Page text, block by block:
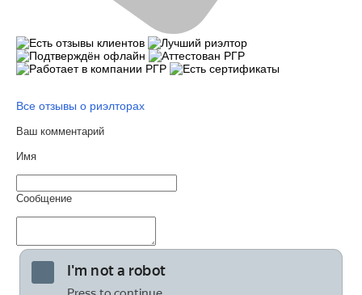
Все отзывы о риэлторах
Ваш комментарий
Имя
Сообщение